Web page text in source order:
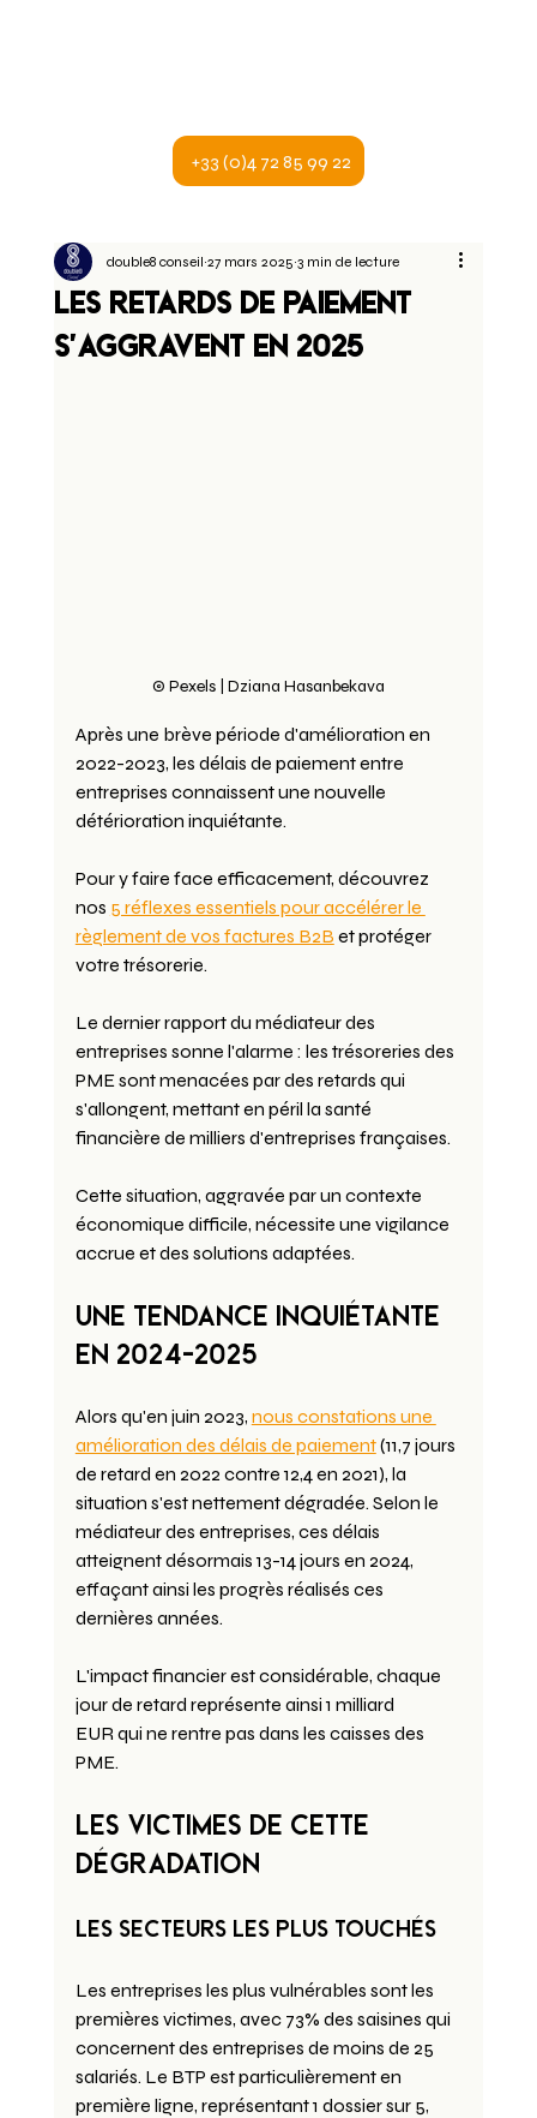
+33 (0)4 72 85 99 22
Les retards de paiement
s'aggravent en 2025
double8 conseil 27 mars 2025 3 min de lecture
© Pexels | Dziana Hasanbekava
Après une brève période d'amélioration en
2022-2023, les délais de paiement entre
entreprises connaissent une nouvelle
détérioration inquiétante.
Pour y faire face efficacement, découvrez
nos 5 réflexes essentiels pour accélérer le
règlement de vos factures B2B et protéger
votre trésorerie.
Le dernier rapport du médiateur des
entreprises sonne l'alarme : les trésoreries des
PME sont menacées par des retards qui
s'allongent, mettant en péril la santé
financière de milliers d'entreprises françaises.
Cette situation, aggravée par un contexte
économique difficile, nécessite une vigilance
accrue et des solutions adaptées.
Une tendance inquiétante
en 2024-2025
Alors qu'en juin 2023, nous constations une
amélioration des délais de paiement (11,7 jours
de retard en 2022 contre 12,4 en 2021), la
situation s'est nettement dégradée. Selon le
médiateur des entreprises, ces délais
atteignent désormais 13-14 jours en 2024,
effaçant ainsi les progrès réalisés ces
dernières années.
L'impact financier est considérable, chaque
jour de retard représente ainsi 1 milliard
EUR qui ne rentre pas dans les caisses des
PME.
Les victimes de cette
dégradation
Les secteurs les plus touchés
Les entreprises les plus vulnérables sont les
premières victimes, avec 73% des saisines qui
concernent des entreprises de moins de 25
salariés. Le BTP est particulièrement en
première ligne, représentant 1 dossier sur 5,